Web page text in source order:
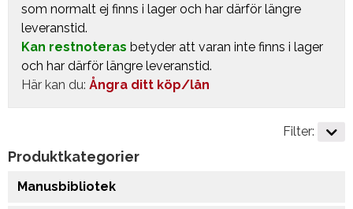
som normalt ej finns i lager och har därför längre
leveranstid.
Kan restnoteras betyder att varan inte finns i lager
och har därför längre leveranstid.
Här kan du: Ångra ditt köp/lån
Produktkategorier
Manusbibliotek
Filter: